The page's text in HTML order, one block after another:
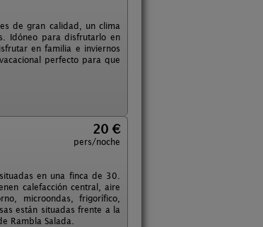
de gran calidad, un clima
Idóneo para disfrutarlo en
en familia e inviernos
perfecto para que
20 €
pers/noche
en una finca de 30.
calefacción central, aire
microondas, frigorífico,
están situadas frente a la
Rambla Salada.